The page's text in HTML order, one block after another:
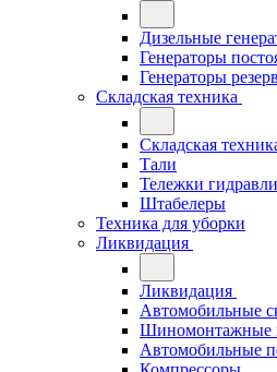
Дизельные
Генераторы
Генераторы
Складская техника
Складская
Тали
Тележки
Штабелеры
Техника для уборки
Ликвидация
Ликвидация
Автомобильные
Шиномонтажные
Автомобильные